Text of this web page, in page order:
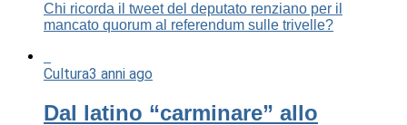
Chi ricorda il tweet del deputato renziano per il
mancato quorum al referendum sulle trivelle?
Cultura3 anni ago
Dal latino “carminare” allo